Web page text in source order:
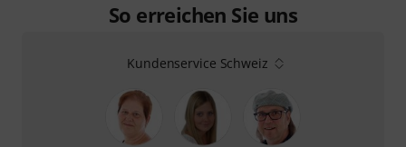
So erreichen Sie uns
Kundenservice Schweiz